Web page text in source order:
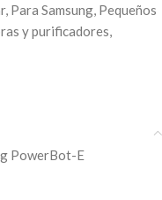
, Para Samsung, Pequeños
y purificadores,
PowerBot-E